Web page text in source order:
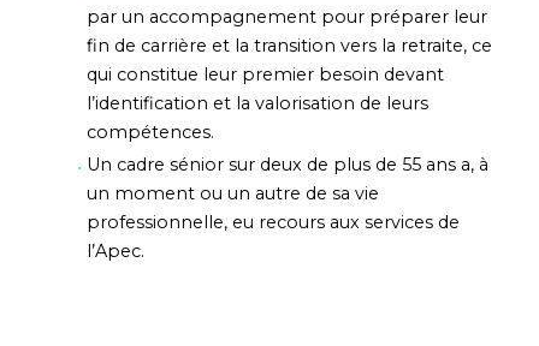
par un accompagnement pour préparer leur
fin de carrière et la transition vers la retraite, ce
qui constitue leur premier besoin devant
l’identification et la valorisation de leurs
compétences.
Un cadre sénior sur deux de plus de 55 ans a, à
un moment ou un autre de sa vie
professionnelle, eu recours aux services de
l’Apec.